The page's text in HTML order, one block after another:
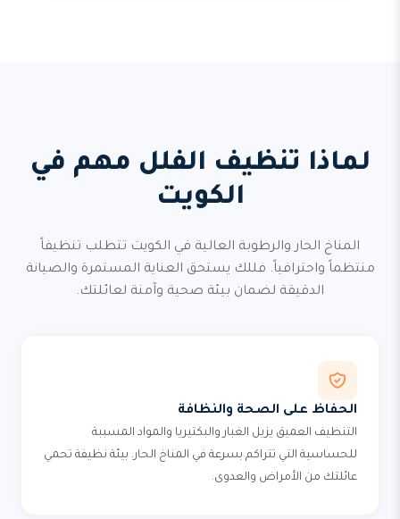
لماذا تنظيف الفلل مهم في
الكويت
المناخ الحار والرطوبة العالية في الكويت تتطلب تنظيفاً
منتظماً واحترافياً. فللك يستحق العناية المستمرة والصيانة
الدقيقة لضمان بيئة صحية وآمنة لعائلتك.
الحفاظ على الصحة والنظافة
التنظيف العميق يزيل الغبار والبكتيريا والمواد المسببة
للحساسية التي تتراكم بسرعة في المناخ الحار. بيئة نظيفة تحمي
عائلتك من الأمراض والعدوى.